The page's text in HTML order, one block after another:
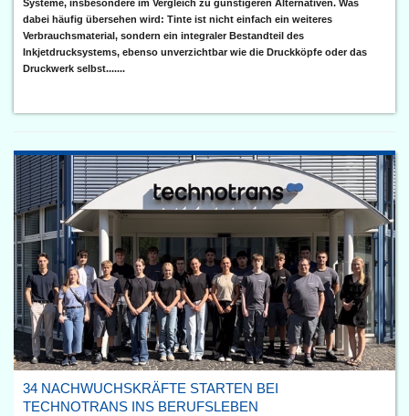
Systeme, insbesondere im Vergleich zu günstigeren Alternativen. Was
dabei häufig übersehen wird: Tinte ist nicht einfach ein weiteres
Verbrauchsmaterial, sondern ein integraler Bestandteil des
Inkjetdrucksystems, ebenso unverzichtbar wie die Druckköpfe oder das
Druckwerk selbst.......
34 NACHWUCHSKRÄFTE STARTEN BEI
TECHNOTRANS INS BERUFSLEBEN